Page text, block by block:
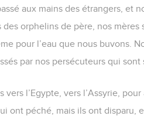
aux mains des étrangers, et
des orphelins de père, nos mères
pour l’eau que nous buvons.
par nos persécuteurs qui
vers l’Egypte, vers l’Assyrie, pour
ont péché, mais ils ont disparu,